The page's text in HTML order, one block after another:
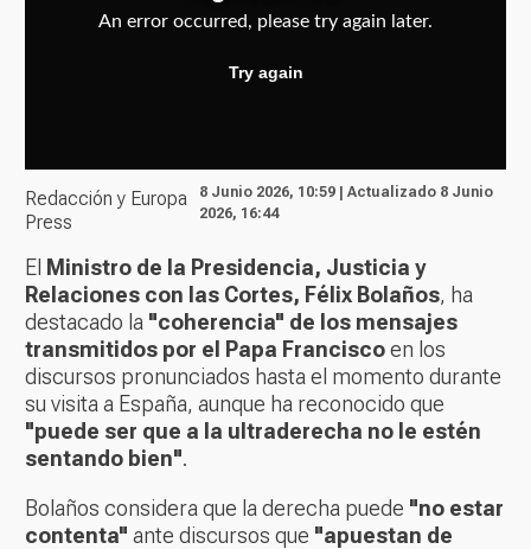
Redacción y Europa
Press
8 Junio 2026, 10:59 | Actualizado 8 Junio
2026, 16:44
El Ministro de la Presidencia, Justicia y
Relaciones con las Cortes, Félix Bolaños, ha
destacado la "coherencia" de los mensajes
transmitidos por el Papa Franciscoen los
discursos pronunciados hasta el momento durante
su visita a España, aunque ha reconocido que
"puede ser que a la ultraderecha no le estén
sentando bien".
Bolaños considera que la derecha puede "no estar
contenta" ante discursos que "apuestan de